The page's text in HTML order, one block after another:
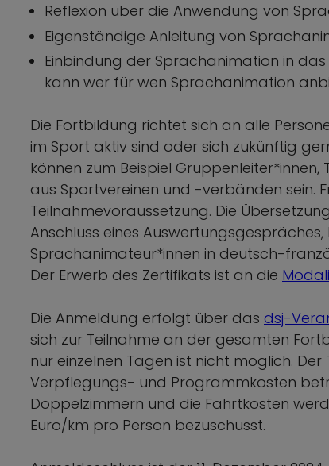
Reflexion über die Anwendung von
Eigenständige Anleitung von
Einbindung der Sprachanimation in
kann wer für wen Sprachanimation
Die Fortbildung richtet sich an alle
im Sport aktiv sind oder sich zukünftig
können zum Beispiel
aus Sportvereinen und -verbänden sein.
Teilnahmevoraussetzung. Die
Anschluss eines
Sprachanimateur*innen in deutsch-
Der Erwerb des Zertifikats ist an die
Die Anmeldung erfolgt über das dsj-
sich zur Teilnahme an der gesamten
nur einzelnen Tagen ist nicht möglich.
Verpflegungs- und Programmkosten
Doppelzimmern und die Fahrtkosten
Euro/km pro Person bezuschusst.